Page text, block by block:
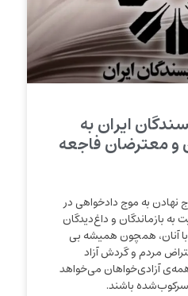
ایران به
و معترضان فاجعه‌
نهادن به موج دادخواهی در
بازماندگان و داغ‌دیدگان
با آنان، همچون همیشه بی
مردم و گردش آزاد
آزادی‌خواهان می‌خواهد
باشند.